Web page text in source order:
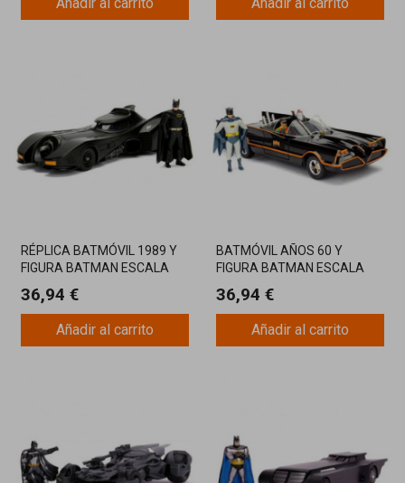
RÉPLICA BATMÓVIL 1989 Y
FIGURA BATMAN ESCALA
36,94 €
Añadir al carrito
BATMÓVIL AÑOS 60 Y
FIGURA BATMAN ESCALA
36,94 €
Añadir al carrito